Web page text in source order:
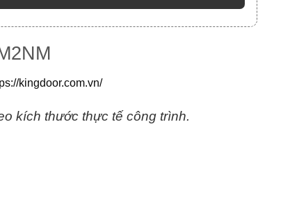
kingdoor.com.vn/
kích thước thực tế công trình.